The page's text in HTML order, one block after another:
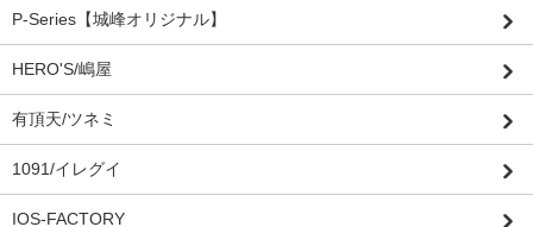
P-Series【城峰オリジナル】
HERO'S/嶋屋
有頂天/ツネミ
1091/イレグイ
IOS-FACTORY